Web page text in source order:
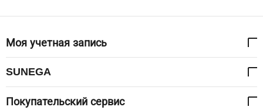
Моя учетная запись
SUNEGA
Покупательский сервис